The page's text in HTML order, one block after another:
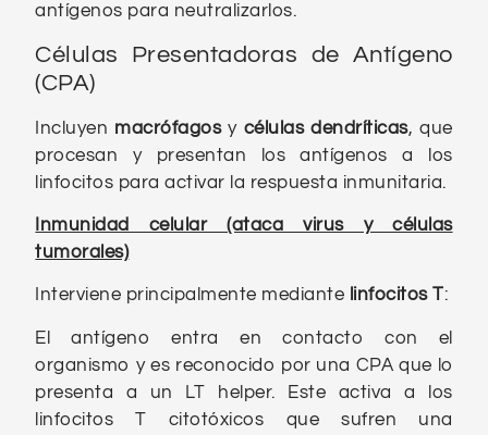
antígenos para neutralizarlos.
Células Presentadoras de Antígeno
(CPA)
Incluyen macrófagosy células dendríticas, que
procesan y presentan los antígenos a los
linfocitos para activar la respuesta inmunitaria.
Inmunidad celular (ataca virus y células
tumorales)
Interviene principalmente mediante linfocitos T:
El antígeno entra en contacto con el
organismo y es reconocido por una CPA que lo
presenta a un LT helper. Este activa a los
linfocitos T citotóxicos que sufren una